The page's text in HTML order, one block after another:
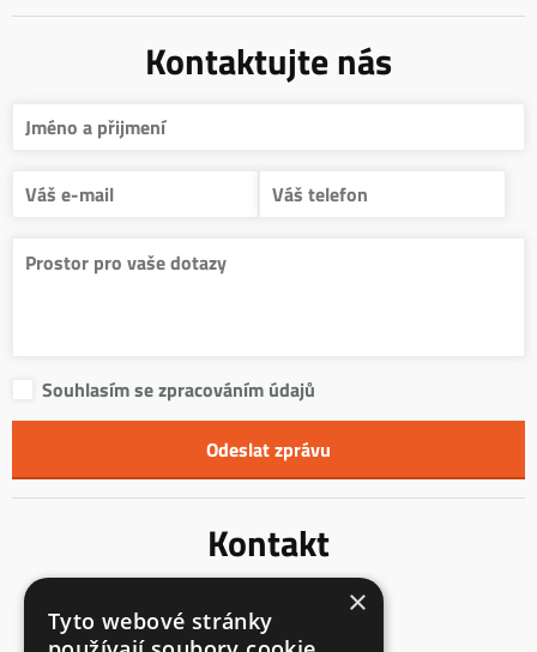
Kontaktujte nás
Souhlasím se zpracováním údajů
Kontakt
Mladoňovice 65
×
Tyto webové stránky